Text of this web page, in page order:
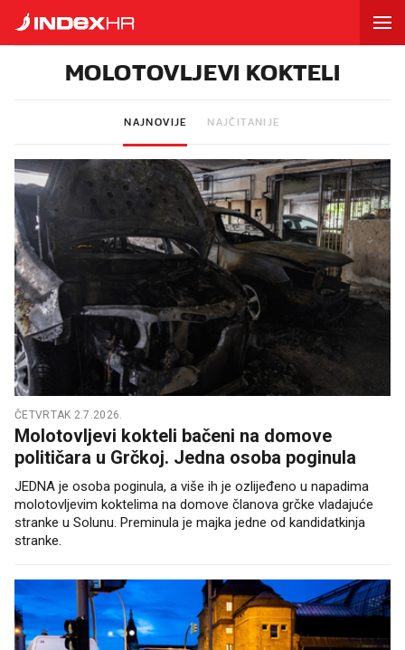
MOLOTOVLJEVI KOKTELI
NAJNOVIJE NAJČITANIJE
ČETVRTAK 2.7.2026.
Molotovljevi kokteli bačeni na domove
političara u Grčkoj. Jedna osoba poginula
JEDNA je osoba poginula, a više ih je ozlijeđeno u napadima
molotovljevim koktelima na domove članova grčke vladajuće
stranke u Solunu. Preminula je majka jedne od kandidatkinja
stranke.